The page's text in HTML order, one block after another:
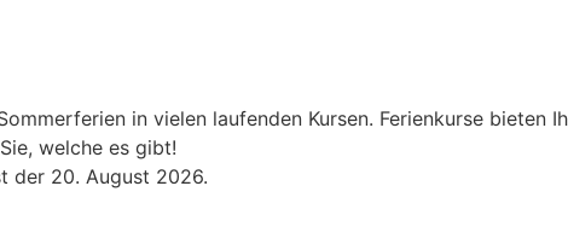
in vielen laufenden Kursen. Ferienkurse bieten
welche es gibt!
der 20. August 2026.